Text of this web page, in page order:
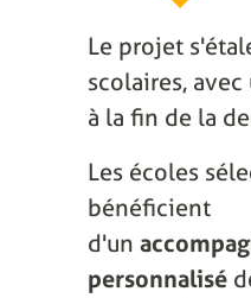
Le projet
scolaires,
à la fin de la
Les écoles
bénéficient
d'un
personnalisé